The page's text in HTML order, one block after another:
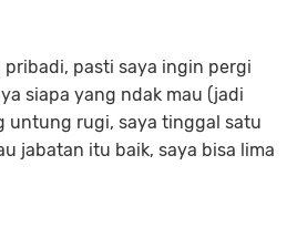
pribadi, pasti saya ingin pergi
siapa yang ndak mau (jadi
untung rugi, saya tinggal satu
jabatan itu baik, saya bisa lima